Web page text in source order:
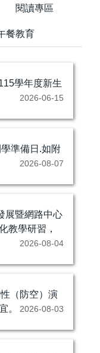
閱讀專區
餐教育
學年度新生
2026-06-15
準備日.如附
2026-08-07
展暨網路中心
教學研習，
2026-08-04
（防空）演
。
2026-08-03